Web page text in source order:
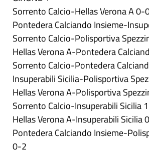
Sorrento Calcio-Hellas Verona A 0-
Pontedera Calciando Insieme-
Sorrento Calcio-Polisportiva
Hellas Verona A-Pontedera
Sorrento Calcio-Pontedera
Insuperabili Sicilia-Polisportiva
Hellas Verona A-Polisportiva
Sorrento Calcio-Insuperabili Sicilia
Hellas Verona A-Insuperabili Sicilia
Pontedera Calciando Insieme-
0-2